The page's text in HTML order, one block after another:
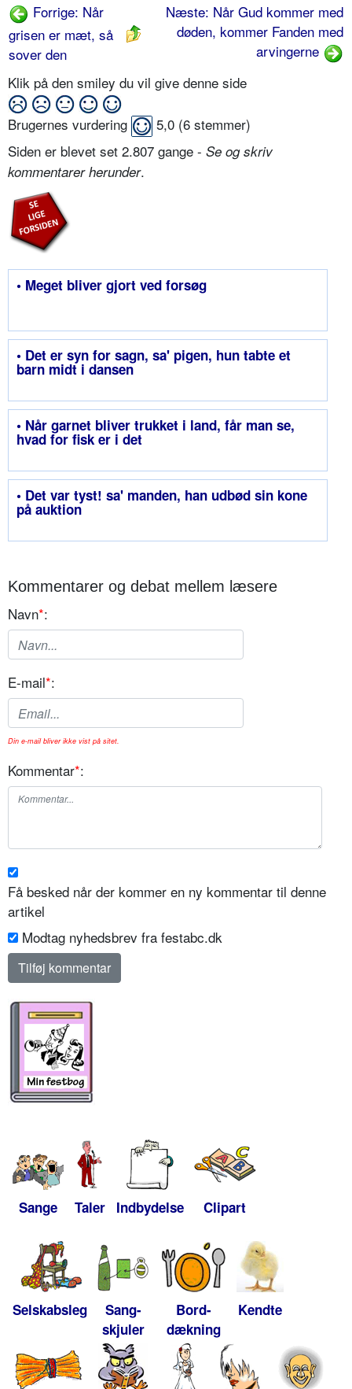
Forrige: Når
grisen er mæt, så
sover den
Næste: Når Gud kommer med
døden, kommer Fanden med
arvingerne
Klik på den smiley du vil give denne side
Brugernes vurdering 5,0 (6 stemmer)
Siden er blevet set 2.807 gange - Se og skriv
kommentarer herunder.
• Meget bliver gjort ved forsøg
• Det er syn for sagn, sa' pigen, hun tabte et
barn midt i dansen
• Når garnet bliver trukket i land, får man se,
hvad for fisk er i det
• Det var tyst! sa' manden, han udbød sin kone
på auktion
Kommentarer og debat mellem læsere
Navn*:
E-mail*:
Din e-mail bliver ikke vist på sitet.
Kommentar*:
Få besked når der kommer en ny kommentar til denne
artikel
Modtag nyhedsbrev fra festabc.dk
Sange Taler Indbydelse Clipart
Selskabsleg
Sang-
skjuler
Bord-
dækning
Kendte